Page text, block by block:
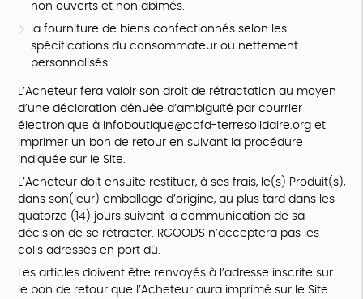
non ouverts et non abîmés.
la fourniture de biens confectionnés selon les
spécifications du consommateur ou nettement
personnalisés.
L’Acheteur fera valoir son droit de rétractation au moyen
d’une déclaration dénuée d’ambiguïté par courrier
électronique à infoboutique@ccfd-terresolidaire.org et
imprimer un bon de retour en suivant la procédure
indiquée sur le Site.
L’Acheteur doit ensuite restituer, à ses frais, le(s) Produit(s),
dans son(leur) emballage d’origine, au plus tard dans les
quatorze (14) jours suivant la communication de sa
décision de se rétracter. RGOODS n’acceptera pas les
colis adressés en port dû.
Les articles doivent être renvoyés à l’adresse inscrite sur
le bon de retour que l’Acheteur aura imprimé sur le Site